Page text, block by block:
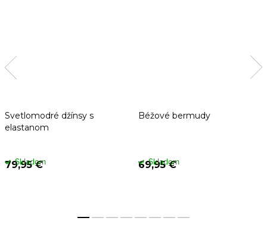
Svetlomodré džínsy s
elastanom
79,95 €
Skladom
Béžové bermudy
69,95 €
Skladom